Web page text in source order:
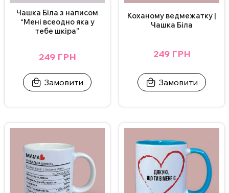
Чашка Біла з написом
“Мені всеодно яка у
тебе шкіра”
249 ГРН
Замовити
Коханому ведмежатку |
Чашка Біла
249 ГРН
Замовити